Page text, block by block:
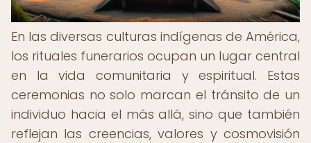
En las diversas culturas indígenas de América,
los rituales funerarios ocupan un lugar central
en la vida comunitaria y espiritual. Estas
ceremonias no solo marcan el tránsito de un
individuo hacia el más allá, sino que también
reflejan las creencias, valores y cosmovisión